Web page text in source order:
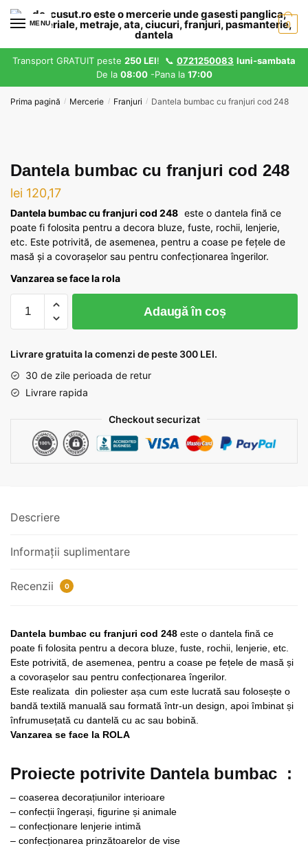
Skip
Skip
MENU 0
Transport GRATUIT peste 250 LEI! 📞 0721250083 luni-sambata
De la 08:00-Pana la 17:00
Prima pagină / Mercerie / Franjuri / Dantela bumbac cu franjuri cod 248
Dantela bumbac cu franjuri cod 248
lei 120,17
Dantela bumbac cu franjuri cod 248 este o dantela fină ce
poate fi folosita pentru a decora bluze, fuste, rochii, lenjerie,
etc. Este potrivită, de asemenea, pentru a coase pe fețele de
masă și a covorașelor sau pentru confecționarea îngerilor.
Vanzarea se face la rola
Dantela
cu
cod
248
Adaugă în coș
Livrare gratuita la comenzi de peste 300 LEI.
30 de zile perioada de retur
Livrare rapida
Checkout securizat
Descriere
Informații suplimentare
Recenzii 0
Dantela bumbac cu franjuri cod 248 este o dantela fină ce
poate fi folosita pentru a decora bluze, fuste, rochii, lenjerie, etc.
Este potrivită, de asemenea, pentru a coase pe fețele de masă și
a covorașelor sau pentru confecționarea îngerilor.
Este realizata din poliester așa cum este lucrată sau folosește o
bandă textilă manuală sau formată într-un design, apoi îmbinat și
înfrumusețată cu dantelă cu ac sau bobină.
Vanzarea se face la ROLA
Proiecte potrivite Dantela bumbac :
– coaserea decorațiunilor interioare
– confecții îngerași, figurine și animale
– confecționare lenjerie intimă
– confecționarea prinzătoarelor de vise